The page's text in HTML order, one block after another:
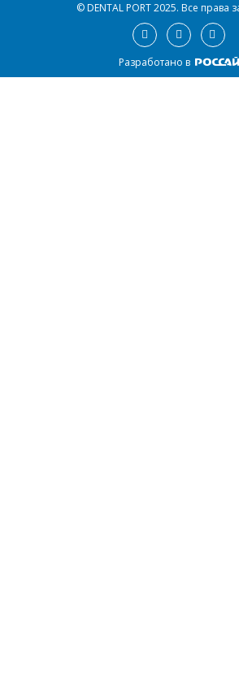
© DENTAL PORT 2025. Все права
Разработано в